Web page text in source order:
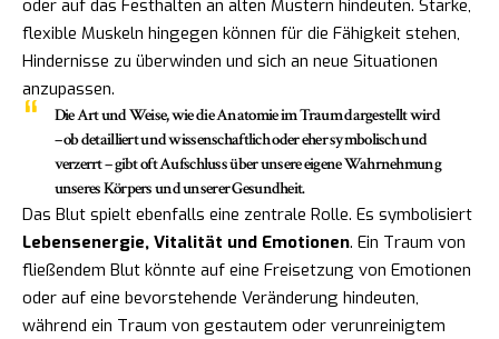
oder auf das Festhalten an alten Mustern hindeuten. Starke,
flexible Muskeln hingegen können für die Fähigkeit stehen,
Hindernisse zu überwinden und sich an neue Situationen
anzupassen.
Die Art und Weise, wie die Anatomie im Traum dargestellt wird
– ob detailliert und wissenschaftlich oder eher symbolisch und
verzerrt – gibt oft Aufschluss über unsere eigene Wahrnehmung
unseres Körpers und unserer Gesundheit.
Das Blut spielt ebenfalls eine zentrale Rolle. Es symbolisiert
Lebensenergie, Vitalität und Emotionen. Ein Traum von
fließendem Blut könnte auf eine Freisetzung von Emotionen
oder auf eine bevorstehende Veränderung hindeuten,
während ein Traum von gestautem oder verunreinigtem